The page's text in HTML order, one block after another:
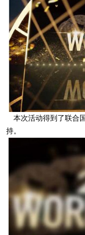
本次活动得到了联合
持。